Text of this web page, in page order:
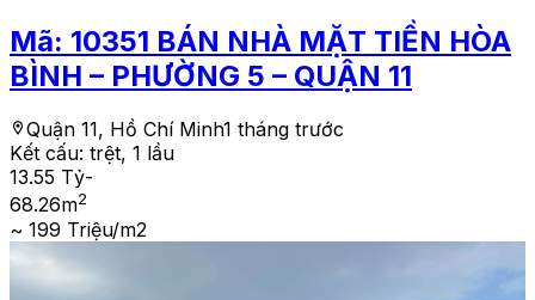
Mã: 10351 BÁN NHÀ MẶT TIỀN HÒA
BÌNH – PHƯỜNG 5 – QUẬN 11
Quận 11, Hồ Chí Minh1 tháng trước
Kết cấu: trệt, 1 lầu
13.55 Tỷ-
68.26m2
~ 199 Triệu/m2